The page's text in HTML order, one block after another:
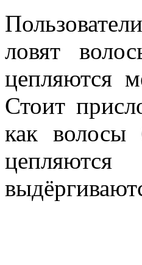
ловят
цепляются
Стоит
как волосы